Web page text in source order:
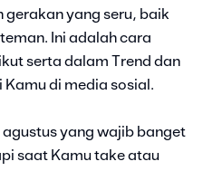
gerakan yang seru, baik
Ini adalah cara
serta dalam Trend dan
di media sosial.
yang wajib banget
saat Kamu take atau